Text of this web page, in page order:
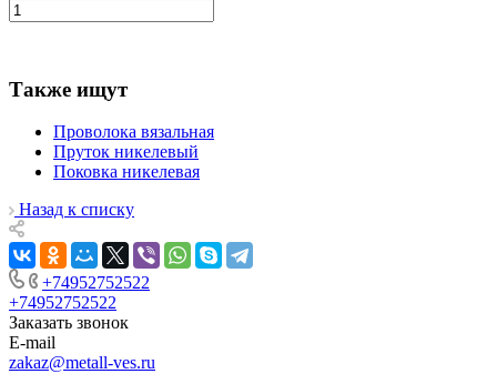
Также ищут
Проволока вязальная
Пруток никелевый
Поковка никелевая
Назад к списку
+74952752522
+74952752522
Заказать звонок
E-mail
zakaz@metall-ves.ru